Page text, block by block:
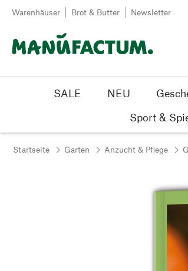
Zum Inhalt springen
Warenhäuser Brot & Butter Newsletter
SALE NEU
Sport &
Startseite Garten Anzucht & Pflege